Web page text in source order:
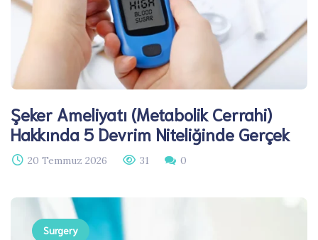
Şeker Ameliyatı (Metabolik Cerrahi)
Hakkında 5 Devrim Niteliğinde Gerçek
20 Temmuz 2026 31 0
Surgery